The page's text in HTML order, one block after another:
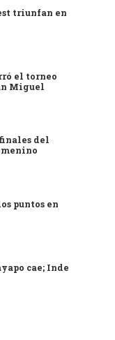
triunfan en
el torneo
Miguel
del
puntos en
cae; Inde